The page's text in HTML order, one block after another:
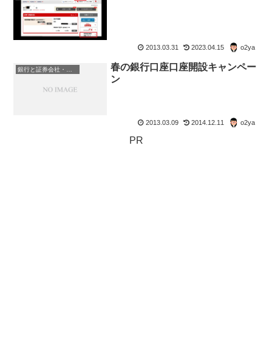
2013.03.31 2023.04.15 o2ya
銀行と証券会社・金融商品
春の銀行口座口座開設キャンペー
ン
2013.03.09 2014.12.11 o2ya
PR